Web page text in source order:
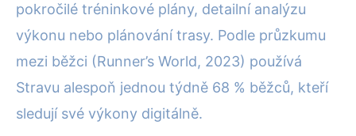
pokročilé tréninkové plány, detailní analýzu
výkonu nebo plánování trasy. Podle průzkumu
mezi běžci (Runner’s World, 2023) používá
Stravu alespoň jednou týdně 68 % běžců, kteří
sledují své výkony digitálně.